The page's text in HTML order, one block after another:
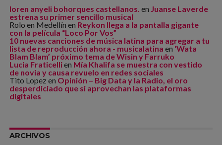
loren anyeli bohorques castellanos. en Juanse Laverde
estrena su primer sencillo musical
Rolo en Medellín en Reykon llega a la pantalla gigante
con la película “Loco Por Vos”
10 nuevas canciones de música latina para agregar a tu
lista de reproducción ahora - musicalatina en ‘Wata
Blam Blam’ próximo tema de Wisin y Farruko
Lucia Fraticellien Mía Khalifa se muestra con vestido
de novia y causa revuelo en redes sociales
Tito Lopez en Opinión – Big Data y la Radio, el oro
desperdiciado que si aprovechan las plataformas
digitales
ARCHIVOS